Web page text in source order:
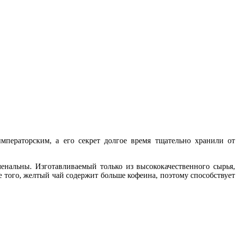
а его секрет долгое время тщательно хранили от
Изготавливаемый только из высококачественного сырья,
желтый чай содержит больше кофеина, поэтому способствует